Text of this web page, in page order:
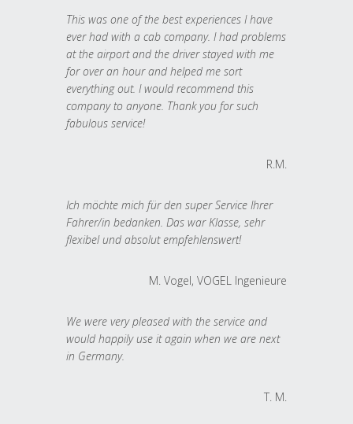
This was one of the best experiences I have
ever had with a cab company. I had problems
at the airport and the driver stayed with me
for over an hour and helped me sort
everything out. I would recommend this
company to anyone. Thank you for such
fabulous service!
R.M.
Ich möchte mich für den super Service Ihrer
Fahrer/in bedanken. Das war Klasse, sehr
flexibel und absolut empfehlenswert!
M. Vogel, VOGEL Ingenieure
We were very pleased with the service and
would happily use it again when we are next
in Germany.
T. M.